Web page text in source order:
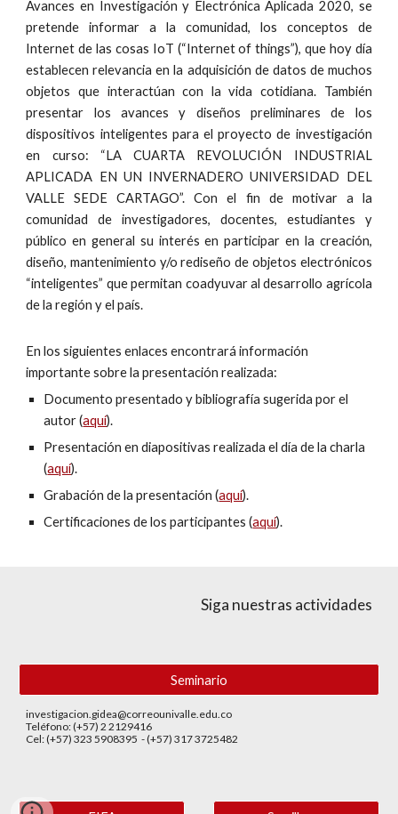
Avances en Investigación y Electrónica Aplicada 2020, se
pretende informar a la comunidad, los conceptos de
Internet de las cosas IoT (“Internet of things”), que hoy día
establecen relevancia en la adquisición de datos de muchos
objetos que interactúan con la vida cotidiana. También
presentar los avances y diseños preliminares de los
dispositivos inteligentes para el proyecto de investigación
en curso: “LA CUARTA REVOLUCIÓN INDUSTRIAL
APLICADA EN UN INVERNADERO UNIVERSIDAD DEL
VALLE SEDE CARTAGO”. Con el fin de motivar a la
comunidad de investigadores, docentes, estudiantes y
público en general su interés en participar en la creación,
diseño, mantenimiento y/o rediseño de objetos electrónicos
“inteligentes” que permitan coadyuvar al desarrollo agrícola
de la región y el país.
En los siguientes enlaces encontrará información
importante sobre la presentación realizada:
Documento presentado y bibliografía sugerida por el
autor (aquí).
Presentación en diapositivas realizada el día de la charla
(aquí).
Grabación de la presentación (aquí).
Certificaciones de los participantes (aquí).
Siga nuestras actividades
Seminario
investigacion.gidea@correounivalle.edu.co
Teléfono: (+57) 2 2129416
Cel: (+57) 323 5908395 - (+57) 317 3725482